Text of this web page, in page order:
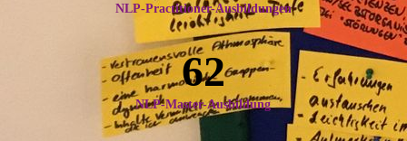
NLP-Practitioner-Ausbildungen
62
NLP-Master-Ausbildung